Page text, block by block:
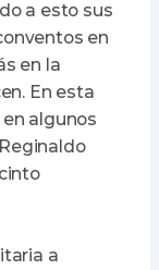
a esto sus
en
en la
En esta
algunos
a